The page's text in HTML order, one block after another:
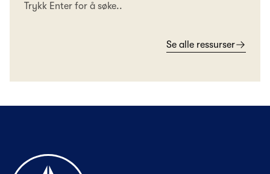
Trykk Enter for å søke..
Se alle ressurser
Til forsiden